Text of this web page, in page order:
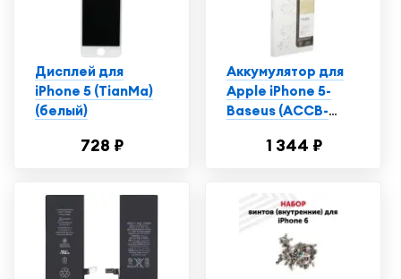
Дисплей для
iPhone 5 (TianMa)
(белый)
728 ₽
Аккумулятор для
Apple iPhone 5-
Baseus (ACCB-
1 344 ₽